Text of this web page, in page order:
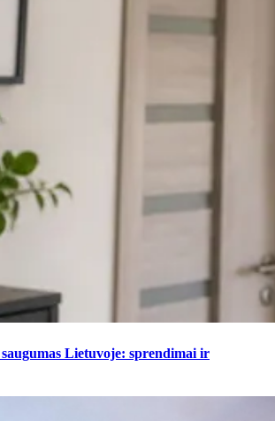
Lietuvoje: sprendimai ir